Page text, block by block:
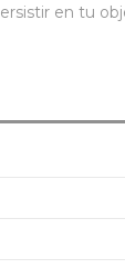
en tu